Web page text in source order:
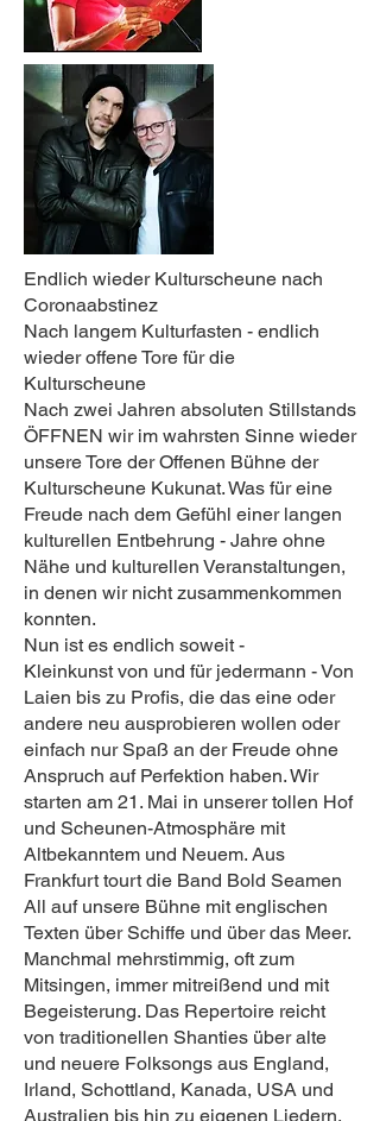
Endlich wieder Kulturscheune nach
Coronaabstinez
Nach langem Kulturfasten - endlich
wieder offene Tore für die
Kulturscheune
Nach zwei Jahren absoluten Stillstands
ÖFFNEN wir im wahrsten Sinne wieder
unsere Tore der Offenen Bühne der
Kulturscheune Kukunat. Was für eine
Freude nach dem Gefühl einer langen
kulturellen Entbehrung - Jahre ohne
Nähe und kulturellen Veranstaltungen,
in denen wir nicht zusammenkommen
konnten.
Nun ist es endlich soweit -
Kleinkunst von und für jedermann - Von
Laien bis zu Profis, die das eine oder
andere neu ausprobieren wollen oder
einfach nur Spaß an der Freude ohne
Anspruch auf Perfektion haben. Wir
starten am 21. Mai in unserer tollen Hof
und Scheunen-Atmosphäre mit
Altbekanntem und Neuem. Aus
Frankfurt tourt die Band Bold Seamen
All auf unsere Bühne mit englischen
Texten über Schiffe und über das Meer.
Manchmal mehrstimmig, oft zum
Mitsingen, immer mitreißend und mit
Begeisterung. Das Repertoire reicht
von traditionellen Shanties über alte
und neuere Folksongs aus England,
Irland, Schottland, Kanada, USA und
Australien bis hin zu eigenen Liedern.